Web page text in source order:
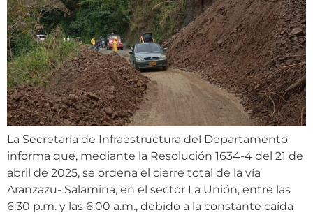
La Secretaría de Infraestructura del Departamento
informa que, mediante la Resolución 1634-4 del 21 de
abril de 2025, se ordena el cierre total de la vía
Aranzazu- Salamina, en el sector La Unión, entre las
6:30 p.m. y las 6:00 a.m., debido a la constante caída